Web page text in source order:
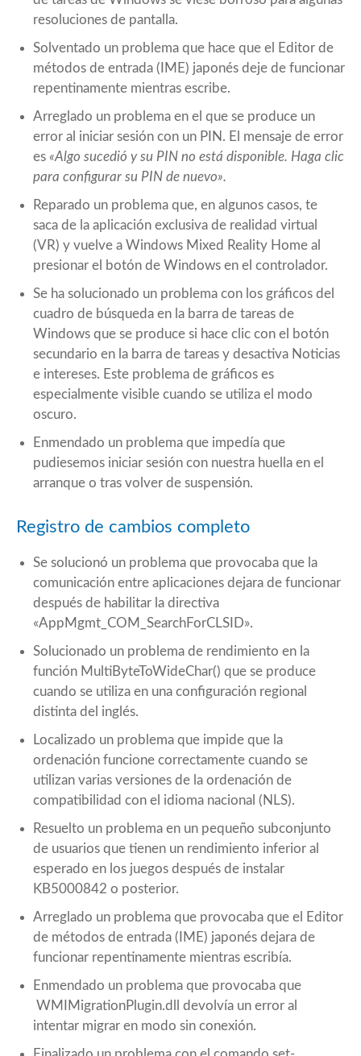
resoluciones de pantalla.
Solventado un problema que hace que el Editor de
métodos de entrada (IME) japonés deje de funcionar
repentinamente mientras escribe.
Arreglado un problema en el que se produce un
error al iniciar sesión con un PIN. El mensaje de error
es «Algo sucedió y su PIN no está disponible. Haga clic
para configurar su PIN de nuevo».
Reparado un problema que, en algunos casos, te
saca de la aplicación exclusiva de realidad virtual
(VR) y vuelve a Windows Mixed Reality Home al
presionar el botón de Windows en el controlador.
Se ha solucionado un problema con los gráficos del
cuadro de búsqueda en la barra de tareas de
Windows que se produce si hace clic con el botón
secundario en la barra de tareas y desactiva Noticias
e intereses. Este problema de gráficos es
especialmente visible cuando se utiliza el modo
oscuro.
Enmendado un problema que impedía que
pudiesemos iniciar sesión con nuestra huella en el
arranque o tras volver de suspensión.
Registro de cambios completo
Se solucionó un problema que provocaba que la
comunicación entre aplicaciones dejara de funcionar
después de habilitar la directiva
«AppMgmt_COM_SearchForCLSID».
Solucionado un problema de rendimiento en la
función MultiByteToWideChar() que se produce
cuando se utiliza en una configuración regional
distinta del inglés.
Localizado un problema que impide que la
ordenación funcione correctamente cuando se
utilizan varias versiones de la ordenación de
compatibilidad con el idioma nacional (NLS).
Resuelto un problema en un pequeño subconjunto
de usuarios que tienen un rendimiento inferior al
esperado en los juegos después de instalar
KB5000842 o posterior.
Arreglado un problema que provocaba que el Editor
de métodos de entrada (IME) japonés dejara de
funcionar repentinamente mientras escribía.
Enmendado un problema que provocaba que
WMIMigrationPlugin.dll devolvía un error al
intentar migrar en modo sin conexión.